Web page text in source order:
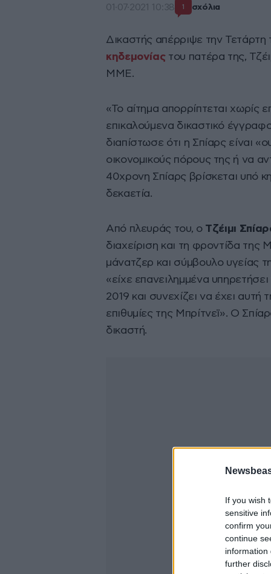
If you wish
sensitive
confirm
continue
information
further
01·07·2021 10:38 1 σχόλια
Δικαστής απέρριψε την Τετάρτη
κηδεμονίαςτου πατέρα της,
ΜΜΕ.
«Το αίτημα απορρίπτεται
επικαλούμενα δικαστικό
διαπίστωσε ότι η Σπίαρς είναι
οικονομικούς πόρους της ή να
40χρονη Σπίαρς βρίσκεται υπό
δεκαετία.
Από πλευράς του, ο Τζέιμι
διαχείριση και τη φροντίδα της
μάνατζερ και σύμβουλο υγείας
«είχε επανειλημμένα
2019 και συνεχίζει να έχει αυτή
επιθυμίες της Μπρίτνεϊ». Ο
δικαστή.